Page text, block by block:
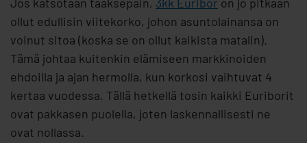
ollut edullisin viitekorko, johon asuntolainansa on
voinut sitoa (koska se on ollut kaikista matalin).
Tämä johtaa kuitenkin elämiseen markkinoiden
ehdoilla ja ajan hermolla, kun korkosi vaihtuvat 4
kertaa vuodessa. Tällä hetkellä tosin kaikki Euriborit
ovat pakkasen puolella, joten laskennallisesti ne
ovat nollassa.